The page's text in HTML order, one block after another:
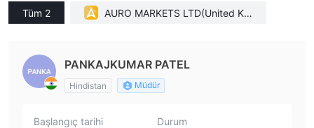
Tüm 2
AURO MARKETS LTD(United Kin
PANKAJKUMAR PATEL
Hindistan Müdür
Başlangıç tarihi
Durum